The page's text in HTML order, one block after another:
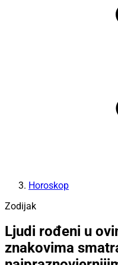
Horoskop
Zodijak
Ljudi rođeni u
znakovima